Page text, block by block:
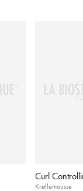
Curl
Krøllemousse